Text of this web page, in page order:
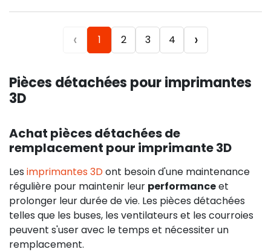
‹ 1 2 3 4 ›
Pièces détachées pour imprimantes
3D
Achat pièces détachées de
remplacement pour imprimante 3D
Les imprimantes 3Dont besoin d'une maintenance
régulière pour maintenir leur performanceet
prolonger leur durée de vie. Les pièces détachées
telles que les buses, les ventilateurs et les courroies
peuvent s'user avec le temps et nécessiter un
remplacement.